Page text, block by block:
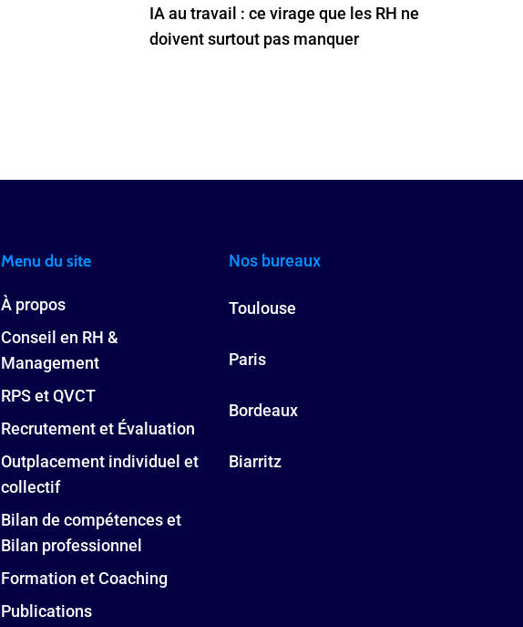
IA au travail : ce virage que les RH ne
doivent surtout pas manquer
Menu du site
À propos
Conseil en RH &
Management
RPS et QVCT
Recrutement et Évaluation
Outplacement individuel et
collectif
Bilan de compétences et
Bilan professionnel
Formation et Coaching
Publications
Nos bureaux
Toulouse
Paris
Bordeaux
Biarritz